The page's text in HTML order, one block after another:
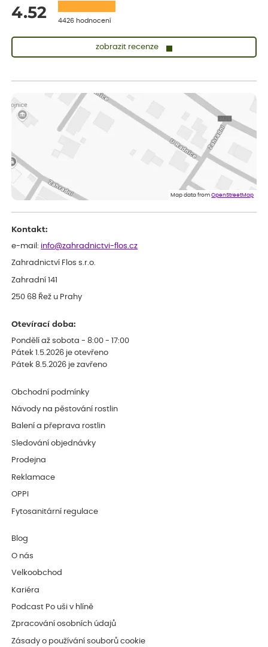
4.52 4426 hodnocení
zobrazit recenze
Vše přišlo velice rychle krásně zabalené. Rostlinky po přesazení
velice dobře prospívají
Jarda
Dobrý den, byli jsme spokojeni
Eshop, objednání bylo v pořádku, žádný problém. Jen jsem byla
smutná z dodávky jedné kytky, která nebyla v nejlepší kondici a i
Map data fromOpenStreetMap
Kontakt:
e-mail: info@zahradnictvi-flos.cz
Zahradnictví Flos s.r.o.
Zahradní 141
250 68 Řež u Prahy
Otevírací doba:
Pondělí až sobota - 8:00 - 17:00
Pátek 1.5.2026 je otevřeno
Pátek 8.5.2026 je zavřeno
Obchodní podmínky
Návody na pěstování rostlin
Balení a přeprava rostlin
Sledování objednávky
Prodejna
Reklamace
OPPI
Fytosanitární regulace
Blog
O nás
Velkoobchod
Kariéra
Podcast Po uši v hlíně
Zpracování osobních údajů
Zásady o používání souborů cookie